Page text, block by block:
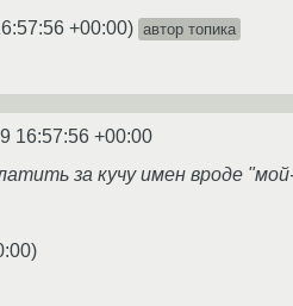
+00:00) автор топика
16:57:56 +00:00
за кучу имен вроде
)